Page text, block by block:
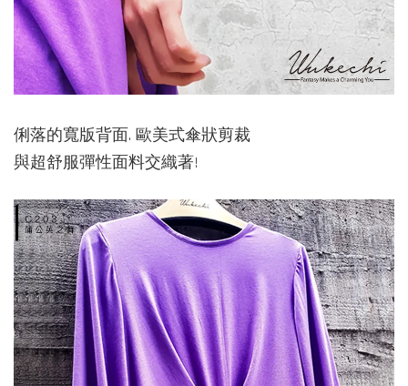
俐落的寬版背面. 歐美式傘狀剪裁
與超舒服彈性面料交織著!